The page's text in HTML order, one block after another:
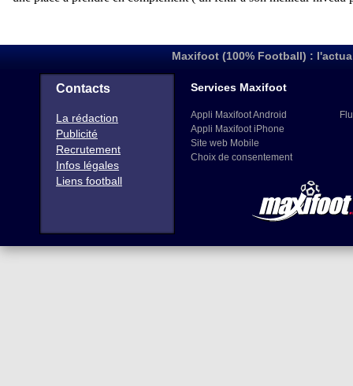
Maxifoot (100% Football) :
Contacts
La rédaction
Publicité
Recrutement
Infos légales
Liens football
Services Maxifoot
Appli Maxifoot Android
Appli Maxifoot iPhone
Site web Mobile
Choix de consentement